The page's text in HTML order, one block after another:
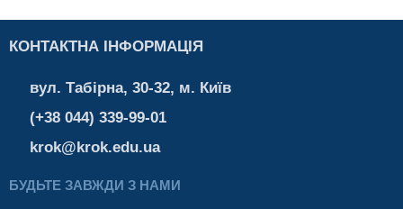
КОНТАКТНА ІНФОРМАЦІЯ
вул. Табірна, 30-32, м. Київ
(+38 044) 339-99-01
krok@krok.edu.ua
БУДЬТЕ ЗАВЖДИ З НАМИ